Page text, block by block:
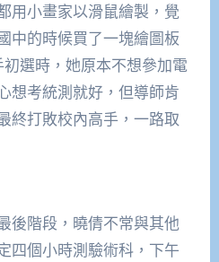
用小畫家以滑鼠繪製，覺
中的時候買了一塊繪圖板
選時，她原本不想參加電
想考統測就好，但導師肯
終打敗校內高手，一路取
後階段，曉倩不常與其他
四個小時測驗術科，下午